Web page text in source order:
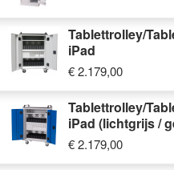
Tablettrolley/
iPad
€ 2.179,00
Tablettrolley/
iPad (lichtgrijs /
€ 2.179,00